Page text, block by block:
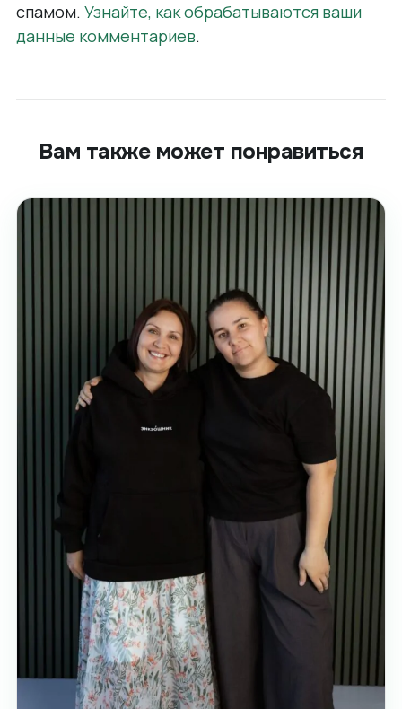
спамом. Узнайте, как обрабатываются ваши
данные комментариев.
Вам также может понравиться